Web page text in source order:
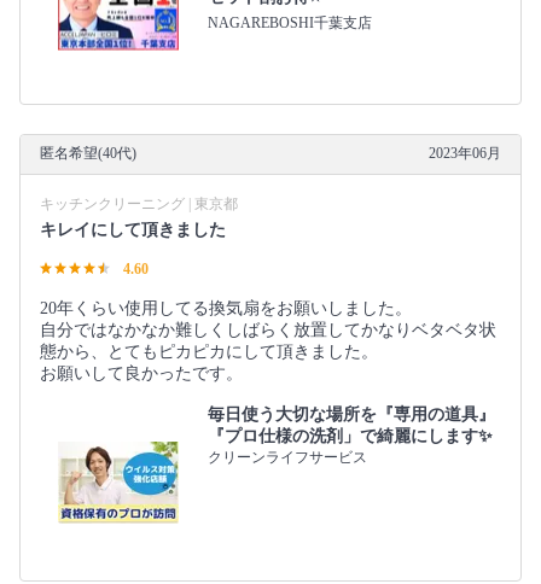
NAGAREBOSHI千葉支店
匿名希望(40代) 2023年06月
キッチンクリーニング | 東京都
キレイにして頂きました
4.60
20年くらい使用してる換気扇をお願いしました。
自分ではなかなか難しくしばらく放置してかなりベタベタ状
態から、とてもピカピカにして頂きました。
お願いして良かったです。
毎日使う大切な場所を『専用の道具』
『プロ仕様の洗剤」で綺麗にします✨
クリーンライフサービス